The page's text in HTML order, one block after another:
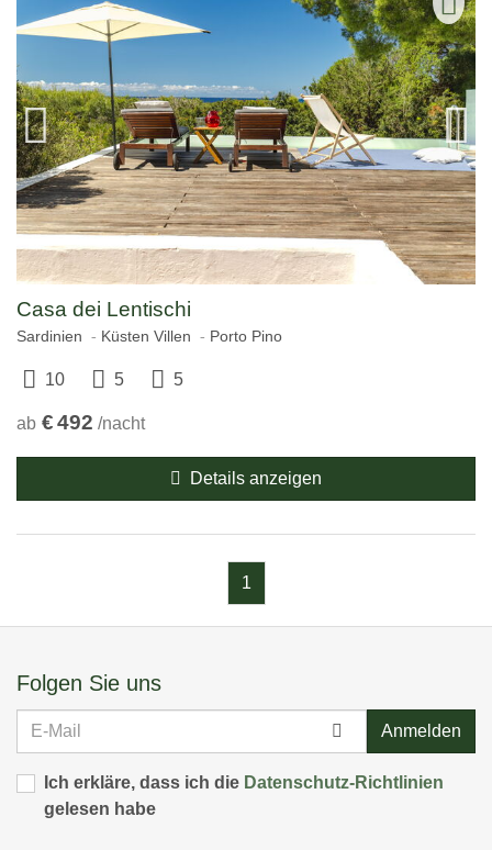
Casa dei Lentischi
Sardinien Küsten Villen Porto Pino
10 5 5
ab €492 /nacht
Details anzeigen
1
Folgen Sie uns
E-
Anmelden
Ich erkläre, dass ich die Datenschutz-Richtlinien
gelesen habe